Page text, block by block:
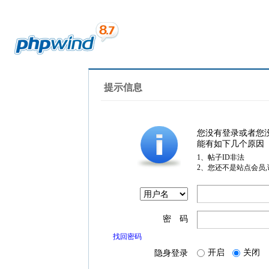
提示信息
您没有登录或者您
能有如下几个原因
1、帖子ID非法
2、您还不是站点会员
密 码
找回密码
隐身登录 开启 关闭